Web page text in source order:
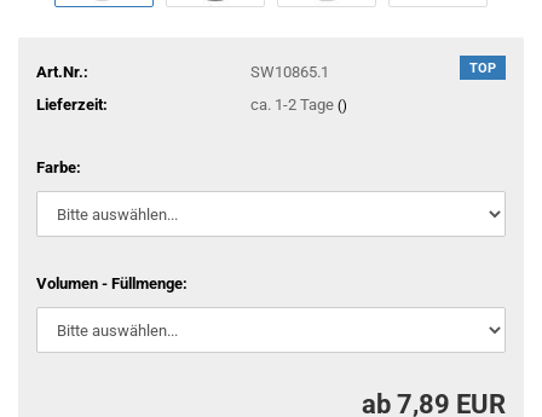
TOP
Art.Nr.:
SW10865.1
Lieferzeit:
ca. 1-2 Tage ()
Farbe:
Volumen - Füllmenge:
ab 7,89 EUR